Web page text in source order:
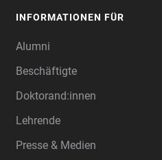
INFORMATIONEN FÜR
Alumni
Beschäftigte
Doktorand:innen
Lehrende
Presse & Medien